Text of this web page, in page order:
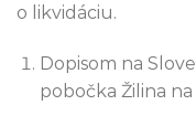
o likvidáciu.
Dopisom na
pobočka Žilina